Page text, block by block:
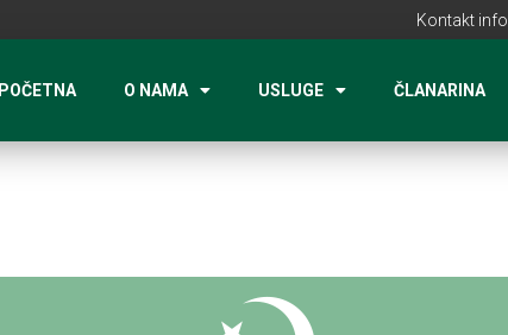
Kontakt
POČETNA O NAMA USLUGE ČLANARINA